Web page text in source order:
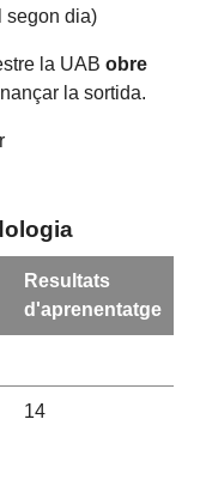
segon dia)
la UABobre
la sortida.
Resultats
d'aprenentatge
14